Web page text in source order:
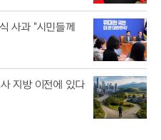
사과 "시민들께
지방 이전에 있다